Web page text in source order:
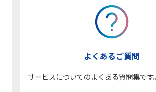
よくあるご質問
サービスについてのよくある質問集です。